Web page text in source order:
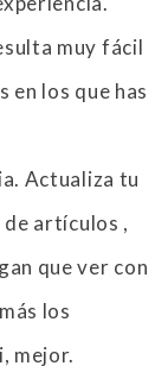
muy fácil
en los que has
Actualiza tu
artículos ,
que ver con
los
mejor.